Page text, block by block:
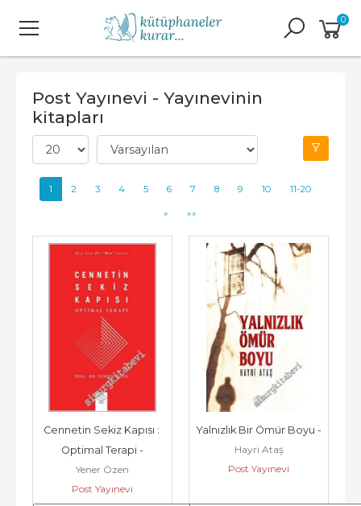
0
Post Yayınevi - Yayınevinin
kitapları
1 2 3 4 5 6 7 8 9 10 11-20
» »»
Cennetin Sekiz Kapısı :
Optimal Terapi -
Yener Özen
Post Yayınevi
Yalnızlık Bir Ömür Boyu -
Hayri Ataş
Post Yayınevi